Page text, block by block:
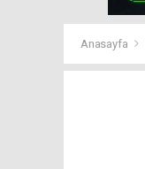
Anasayfa